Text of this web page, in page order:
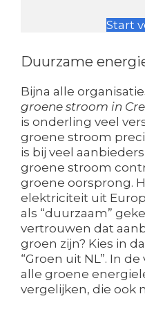
Start
Duurzame
Bijna alle
groene stroom in
is onderling veel
groene stroom
is bij veel
groene stroom
groene oorsprong.
elektriciteit uit
als “duurzaam”
vertrouwen dat
groen zijn? Kies in
“Groen uit NL”. In
alle groene
vergelijken, die ook